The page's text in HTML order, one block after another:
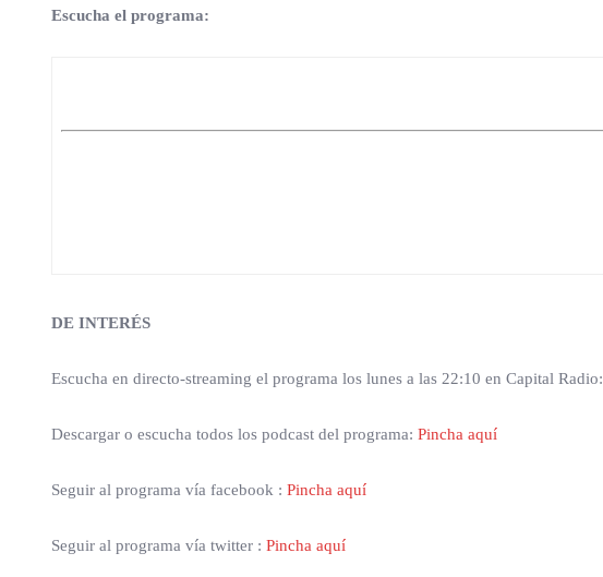
Escucha el programa:
DE INTERÉS
Escucha en directo-streaming el programa los lunes a las 22:10 en Capital Radio:
Descargar o escucha todos los podcast del programa: Pincha aquí
Seguir al programa vía facebook : Pincha aquí
Seguir al programa vía twitter : Pincha aquí